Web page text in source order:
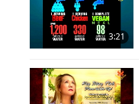
17 3:21